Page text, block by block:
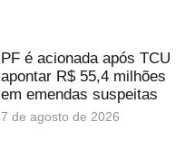
PF é acionada após TCU
apontar R$ 55,4 milhões
em emendas suspeitas
7 de agosto de 2026